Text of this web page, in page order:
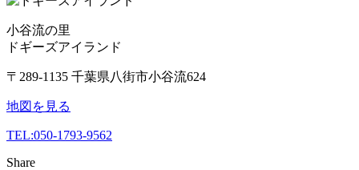
小谷流の里
ドギーズアイランド
〒289-1135 千葉県八街市小谷流624
地図を見る
TEL:050-1793-9562
Share